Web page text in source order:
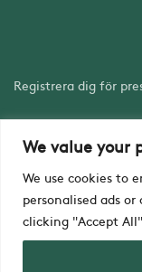
We value your
We use cookies to
personalised ads
clicking "Accept
Registrera dig för
Registrera